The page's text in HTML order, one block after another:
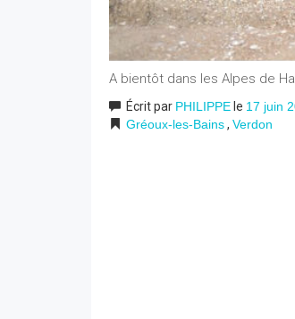
A bientôt dans les Alpes de
Écrit par PHILIPPE le 17 juin
Gréoux-les-Bains, Verdon